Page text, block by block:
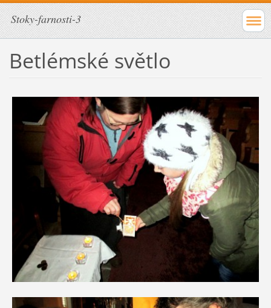
Stoky-farnosti-3
Betlémské světlo